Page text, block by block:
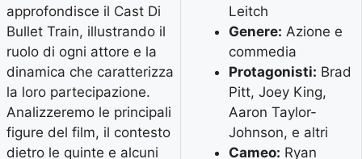
approfondisce il Cast Di
Bullet Train, illustrando il
ruolo di ogni attore e la
dinamica che caratterizza
la loro partecipazione.
Analizzeremo le principali
figure del film, il contesto
dietro le quinte e alcuni
Leitch
Genere: Azione e
commedia
Protagonisti: Brad
Pitt, Joey King,
Aaron Taylor-
Johnson, e altri
Cameo: Ryan